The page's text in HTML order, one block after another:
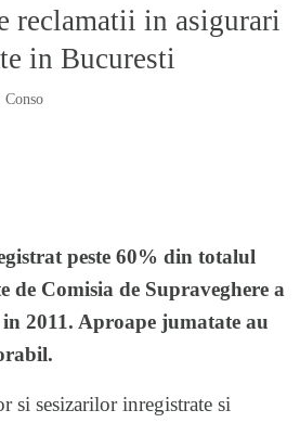
reclamatii in asigurari
in Bucuresti
Conso
peste 60% din totalul
Comisia de Supraveghere a
2011. Aproape jumatate au
si sesizarilor inregistrate si